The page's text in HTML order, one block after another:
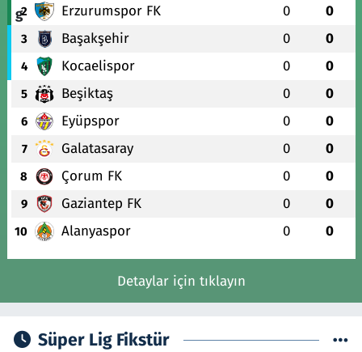
2 Erzurumspor FK 0 0
3 Başakşehir 0 0
4 Kocaelispor 0 0
5 Beşiktaş 0 0
6 Eyüpspor 0 0
7 Galatasaray 0 0
8 Çorum FK 0 0
9 Gaziantep FK 0 0
10 Alanyaspor 0 0
Detaylar için tıklayın
Süper Lig Fikstür